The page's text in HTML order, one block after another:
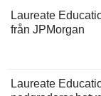
Laureate
från JPMorgan
Laureate